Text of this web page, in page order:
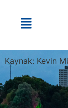
Kaynak: Kevin